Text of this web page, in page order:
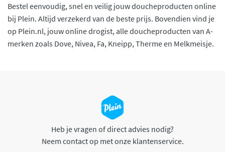
Bestel eenvoudig, snel en veilig jouw doucheproducten online
bij Plein. Altijd verzekerd van de beste prijs. Bovendien vind je
op Plein.nl, jouw online drogist, alle doucheproducten van A-
merken zoals Dove, Nivea, Fa, Kneipp, Therme en Melkmeisje.
Heb je vragen of direct advies nodig?
Neem contact op met onze klantenservice.